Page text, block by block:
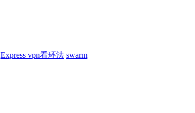
Express vpn看环法 swarm